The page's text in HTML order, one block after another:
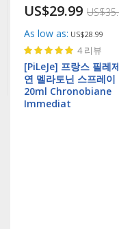
US$29.99
As low as US$28.99
Rating:
97%
4리뷰
[PiLeJe] 프랑스 필레
연 멜라토닌 스프레이
20ml Chronobiane
Immediat